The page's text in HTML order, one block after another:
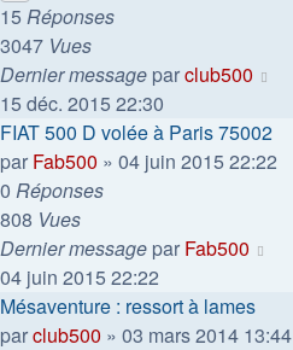
15 Réponses
3047 Vues
Dernier message parclub500
15 déc. 2015 22:30
FIAT 500 D volée à Paris 75002
par Fab500 » 04 juin 2015 22:22
0 Réponses
808 Vues
Dernier message par Fab500
04 juin 2015 22:22
Mésaventure : ressort à lames
parclub500 » 03 mars 2014 13:44